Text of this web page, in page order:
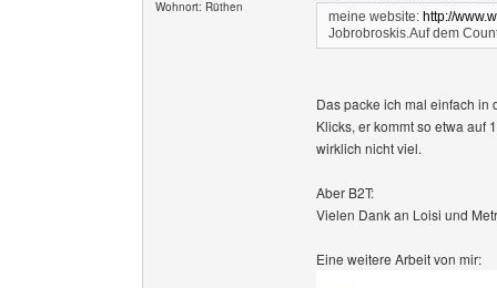
Wohnort: Rüthen
meine website: http://
Jobrobroskis.Auf dem
Das packe ich mal einfach in
Klicks, er kommt so etwa auf
wirklich nicht viel.
Aber B2T:
Vielen Dank an Loisi und
Eine weitere Arbeit von mir: